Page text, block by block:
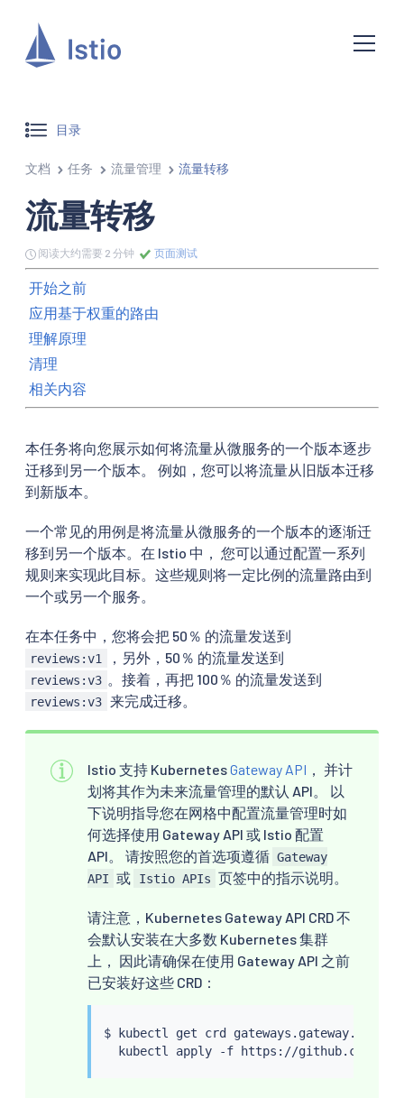
目录
文档 任务 流量管理 流量转移
流量转移
阅读大约需要 2 分钟 页面测试
开始之前
应用基于权重的路由
理解原理
清理
相关内容
本任务将向您展示如何将流量从微服务的一个版本逐步
迁移到另一个版本。 例如，您可以将流量从旧版本迁移
到新版本。
一个常见的用例是将流量从微服务的一个版本的逐渐迁
移到另一个版本。在 Istio 中， 您可以通过配置一系列
规则来实现此目标。这些规则将一定比例的流量路由到
一个或另一个服务。
在本任务中，您将会把 50％ 的流量发送到
reviews:v1 ，另外，50％ 的流量发送到
reviews:v3 。接着，再把 100％ 的流量发送到
reviews:v3 来完成迁移。
Istio 支持 KubernetesGateway API ， 并计
划将其作为未来流量管理的默认 API。 以
下说明指导您在网格中配置流量管理时如
何选择使用 Gateway API 或 Istio 配置
API。 请按照您的首选项遵循 Gateway
API 或 Istio APIs 页签中的指示说明。
请注意，Kubernetes Gateway API CRD 不
会默认安装在大多数 Kubernetes 集群
上， 因此请确保在使用 Gateway API 之前
已安装好这些 CRD：
$ kubectl
get crd
kubectl